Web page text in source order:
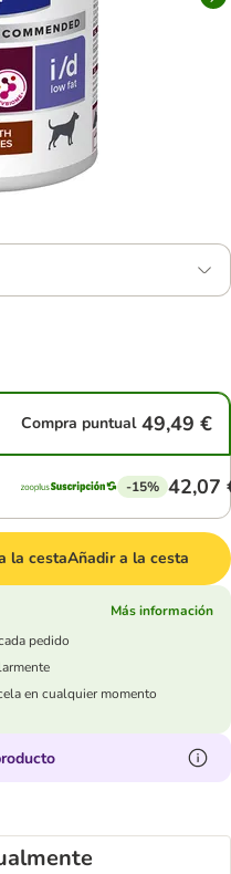
Compra puntual 49,49 €
-15% 42,07
la cestaAñadir a la cesta
Más información
pedido
en cualquier momento